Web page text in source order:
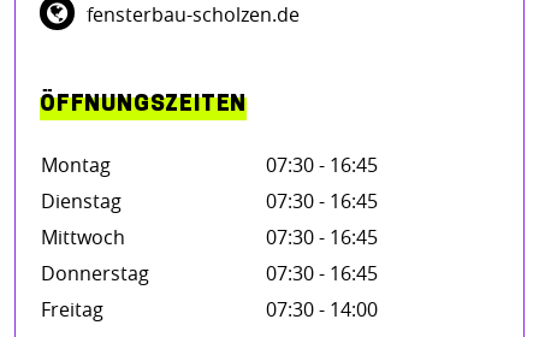
fensterbau-scholzen.de
ÖFFNUNGSZEITEN
Montag
07:30 - 16:45
Dienstag
07:30 - 16:45
Mittwoch
07:30 - 16:45
Donnerstag
07:30 - 16:45
Freitag
07:30 - 14:00